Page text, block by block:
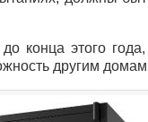
конца этого
другим